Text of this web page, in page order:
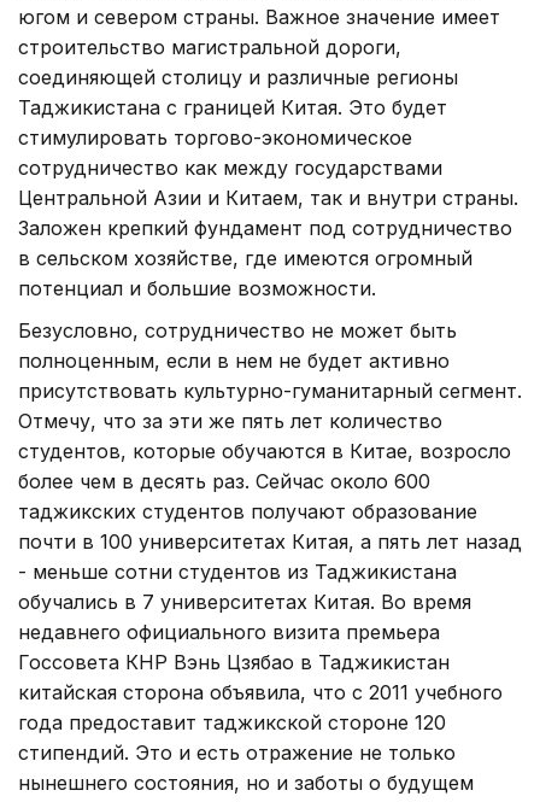
югом и севером страны. Важное значение имеет
строительство магистральной дороги,
соединяющей столицу и различные регионы
Таджикистана с границей Китая. Это будет
стимулировать торгово-экономическое
сотрудничество как между государствами
Центральной Азии и Китаем, так и внутри страны.
Заложен крепкий фундамент под сотрудничество
в сельском хозяйстве, где имеются огромный
потенциал и большие возможности.
Безусловно, сотрудничество не может быть
полноценным, если в нем не будет активно
присутствовать культурно-гуманитарный сегмент.
Отмечу, что за эти же пять лет количество
студентов, которые обучаются в Китае, возросло
более чем в десять раз. Сейчас около 600
таджикских студентов получают образование
почти в 100 университетах Китая, а пять лет назад
- меньше сотни студентов из Таджикистана
обучались в 7 университетах Китая. Во время
недавнего официального визита премьера
Госсовета КНР Вэнь Цзябао в Таджикистан
китайская сторона объявила, что с 2011 учебного
года предоставит таджикской стороне 120
стипендий. Это и есть отражение не только
нынешнего состояния, но и заботы о будущем